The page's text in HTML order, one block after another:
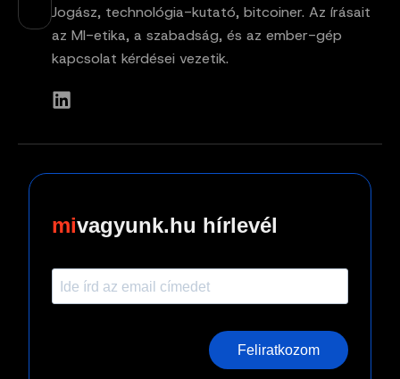
Jogász, technológia-kutató, bitcoiner. Az írásait
az MI-etika, a szabadság, és az ember-gép
kapcsolat kérdései vezetik.
vagyunk.hu hírlevél
Feliratkozom